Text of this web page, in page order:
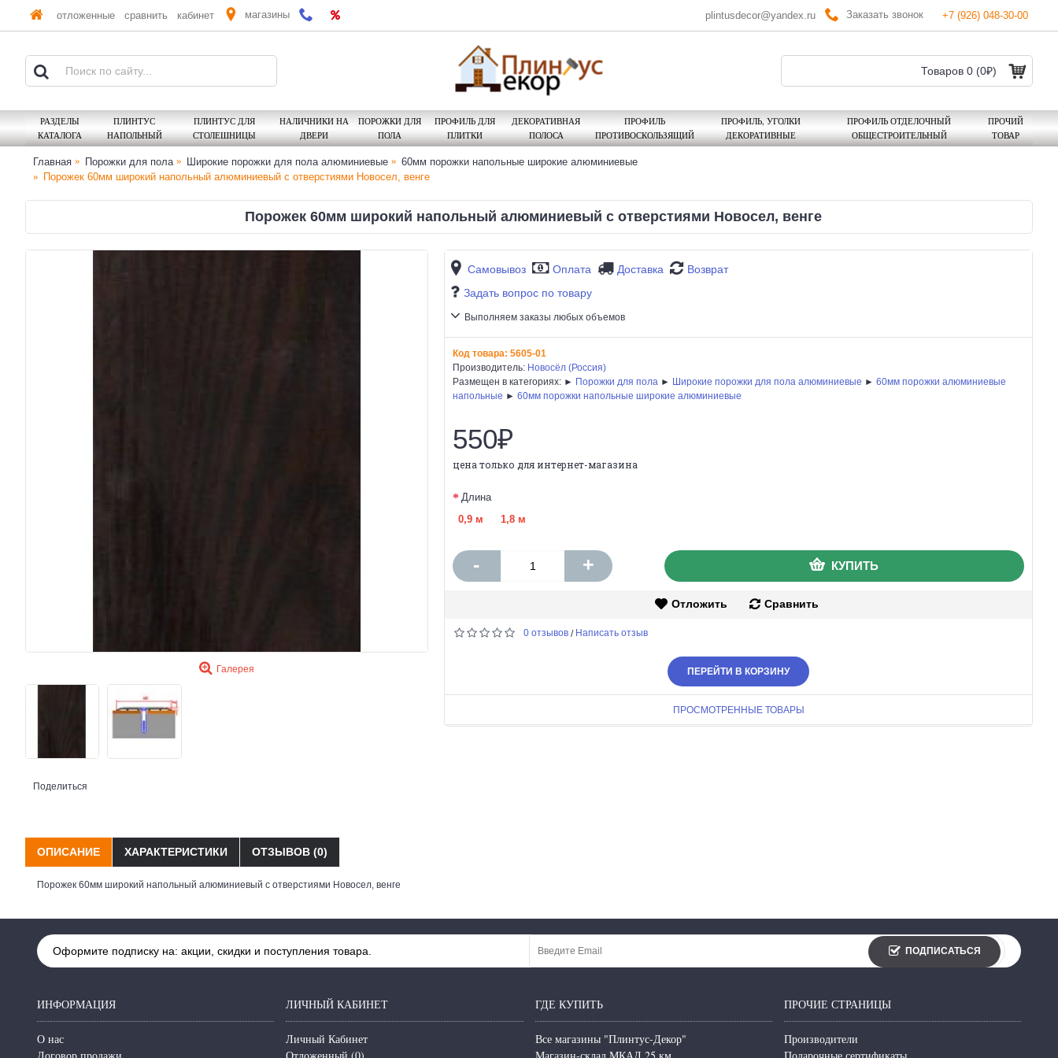
отложенные сравнить кабинет магазины plintusdecor@yandex.ru Заказать звонок +7 (926) 048-30-00
Товаров 0 (0₽)
РАЗДЕЛЫ
КАТАЛОГА
ПЛИНТУС
НАПОЛЬНЫЙ
ПЛИНТУС ДЛЯ
СТОЛЕШНИЦЫ
НАЛИЧНИКИ НА
ДВЕРИ
ПОРОЖКИ ДЛЯ
ПОЛА
ПРОФИЛЬ ДЛЯ
ПЛИТКИ
ДЕКОРАТИВНАЯ
ПОЛОСА
ПРОФИЛЬ
ПРОТИВОСКОЛЬЗЯЩИЙ
ПРОФИЛЬ, УГОЛКИ
ДЕКОРАТИВНЫЕ
ПРОФИЛЬ ОТДЕЛОЧНЫЙ
ОБЩЕСТРОИТЕЛЬНЫЙ
ПРОЧИЙ
ТОВАР
Главная Порожки для пола Широкие порожки для пола алюминиевые
60мм порожки напольные широкие алюминиевые
Порожек 60мм широкий напольный алюминиевый с отверстиями Новосел, венге
Порожек 60мм широкий напольный алюминиевый с отверстиями Новосел, венге
Галерея
Поделиться
Самовывоз Оплата Доставка
Возврат
Задать вопрос по товару
Выполняем заказы любых объемов
Код товара: 5605-01
Производитель: Новосёл (Россия)
Размещен в категориях: ► Порожки для пола ► Широкие порожки для пола алюминиевые ► 60мм порожки алюминиевые
напольные ► 60мм порожки напольные широкие алюминиевые
550₽
цена только для интернет-магазина
Длина
0,9 м
1,8 м
- + КУПИТЬ
Отложить Сравнить
0 отзывов / Написать отзыв
ПЕРЕЙТИ В КОРЗИНУ
ПРОСМОТРЕННЫЕ ТОВАРЫ
ОПИСАНИЕ ХАРАКТЕРИСТИКИ ОТЗЫВОВ (0)
Порожек 60мм широкий напольный алюминиевый с отверстиями Новосел, венге
Оформите подписку на: акции, скидки и поступления товара. ПОДПИСАТЬСЯ
ИНФОРМАЦИЯ
О нас
Договор продажи
ЛИЧНЫЙ КАБИНЕТ
Личный Кабинет
Отложенный (0)
ГДЕ КУПИТЬ
Все магазины "Плинтус-Декор"
Магазин-склад МКАД 25 км.
ПРОЧИЕ СТРАНИЦЫ
Производители
Подарочные сертификаты